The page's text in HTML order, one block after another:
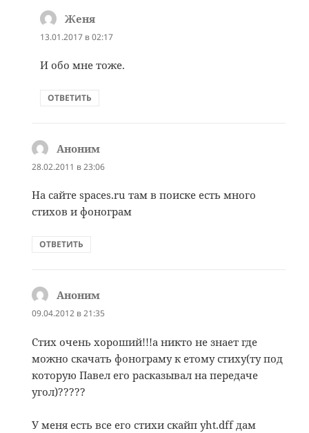
Женя
13.01.2017 в 02:17
И обо мне тоже.
ОТВЕТИТЬ
Аноним
28.02.2011 в 23:06
На сайте spaces.ru там в поиске есть много
стихов и фонограм
ОТВЕТИТЬ
Аноним
09.04.2012 в 21:35
Стих очень хороший!!!а никто не знает где
можно скачать фонограму к етому стиху(ту под
которую Павел его расказывал на передаче
угол)?????
У меня есть все его стихи скайп yht.dff дам